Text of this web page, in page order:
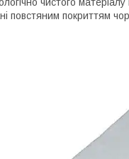
повстяним покриттям